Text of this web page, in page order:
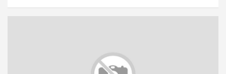
Rehabilitasyondan Yararlandı